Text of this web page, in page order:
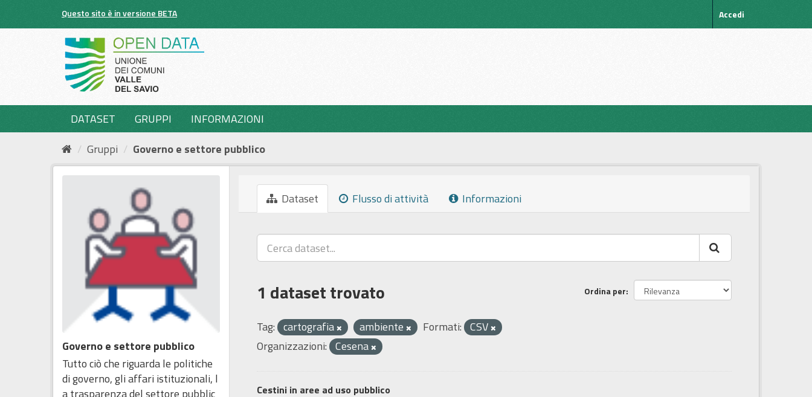
Questo sito è in versione BETA Accedi
DATASET GRUPPI
INFORMAZIONI
Gruppi
Governo e settore pubblico
Governo e settore pubblico
Tutto ciò che riguarda le politiche
di governo, gli affari istituzionali, l
a trasparenza del settore pubblic
Dataset Flusso di attività Informazioni
Ordina per
1 dataset trovato
Tag: cartografia ambiente Formati: CSV
Organizzazioni: Cesena
Cestini in aree ad uso pubblico